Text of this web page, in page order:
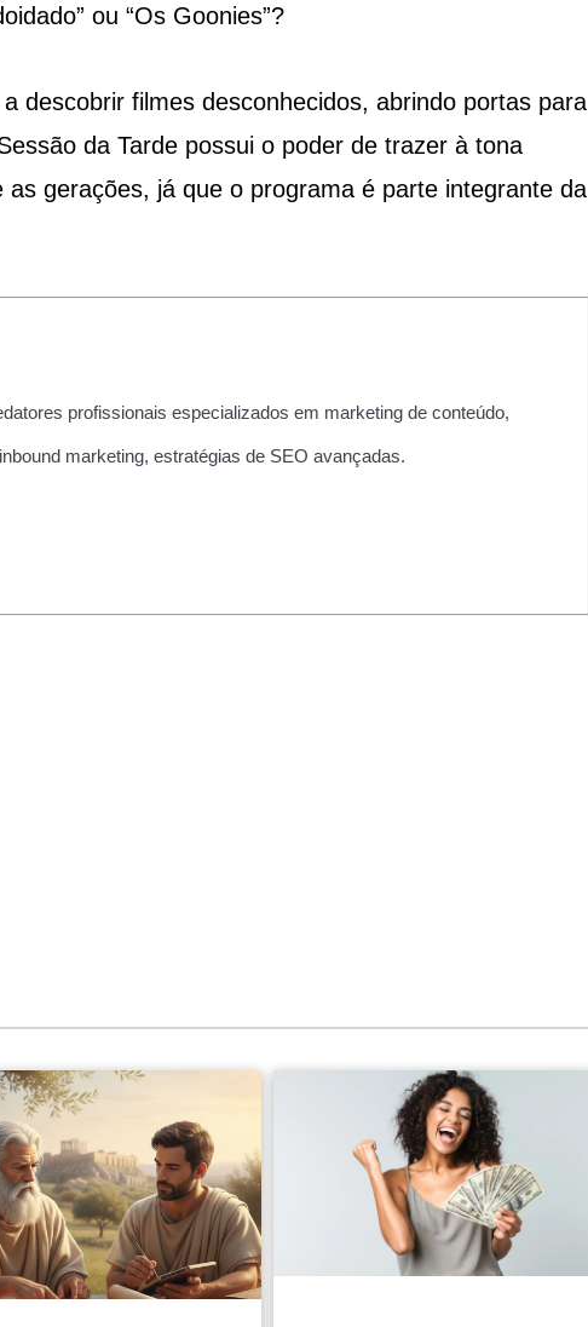
ou “Os Goonies”?
descobrir filmes desconhecidos, abrindo portas para
da Tarde possui o poder de trazer à tona
gerações, já que o programa é parte integrante da
profissionais especializados em marketing de conteúdo,
marketing, estratégias de SEO avançadas.